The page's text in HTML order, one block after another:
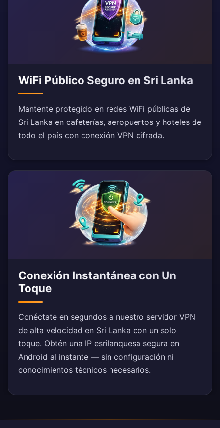
WiFi Público Seguro en Sri Lanka
Mantente protegido en redes WiFi públicas de
Sri Lanka en cafeterías, aeropuertos y hoteles de
todo el país con conexión VPN cifrada.
Conexión Instantánea con Un
Toque
Conéctate en segundos a nuestro servidor VPN
de alta velocidad en Sri Lanka con un solo
toque. Obtén una IP esrilanquesa segura en
Android al instante — sin configuración ni
conocimientos técnicos necesarios.